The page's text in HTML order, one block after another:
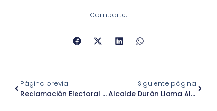
Comparte:
Página previa
Reclamación Electoral J.V. N° 12 Los Ángeles
Siguiente página
Alcalde Durán Llama Al Uso Responsable De La Red De Alcantarillado Para Evitar Obstrucciones